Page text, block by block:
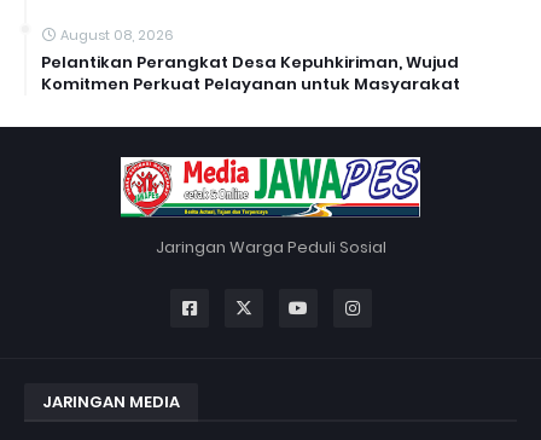
August 08, 2026
Pelantikan Perangkat Desa Kepuhkiriman, Wujud
Komitmen Perkuat Pelayanan untuk Masyarakat
Jaringan Warga Peduli Sosial
JARINGAN MEDIA